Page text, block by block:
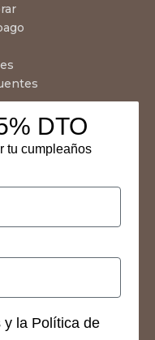
DTO
tu cumpleaños
y la Política de